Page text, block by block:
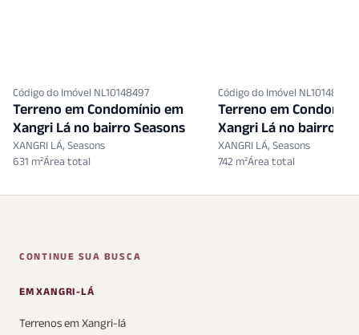
Código do Imóvel NL10148497
Terreno em Condomínio em
Xangri Lá no bairro Seasons
XANGRI LÁ, Seasons
631 m²
Código do Imóvel NL10148468
Terreno em
Xangri Lá no bairro
XANGRI LÁ, Seasons
742 m²
CONTINUE SUA BUSCA
EM XANGRI-LÁ
Terrenos em Xangri-lá